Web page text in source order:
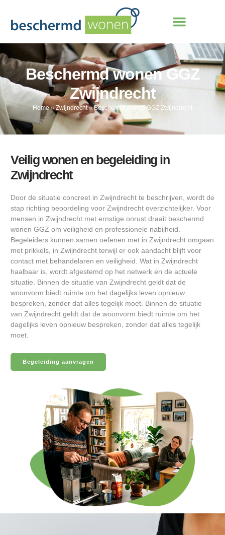
Beschermd wonen GGZ
Zwijndrecht
Home»Zwijndrecht»Beschermd wonen GGZ Zwijndrecht
Veilig wonen en begeleiding in
Zwijndrecht
Door de situatie concreet in Zwijndrecht te beschrijven, wordt de
stap richting beoordeling voor Zwijndrecht overzichtelijker. Voor
mensen in Zwijndrecht met ernstige onrust draait beschermd
wonen GGZ om veiligheid en professionele nabijheid.
Begeleiders kunnen samen oefenen met in Zwijndrecht omgaan
met prikkels, in Zwijndrecht terwijl er ook aandacht blijft voor
contact met behandelaren en veiligheid. Wat in Zwijndrecht
haalbaar is, wordt afgestemd op het netwerk en de actuele
situatie. Binnen de situatie van Zwijndrecht geldt dat de
woonvorm biedt ruimte om het dagelijks leven opnieuw
bespreken, zonder dat alles tegelijk moet. Binnen de situatie
van Zwijndrecht geldt dat de woonvorm biedt ruimte om het
dagelijks leven opnieuw bespreken, zonder dat alles tegelijk
moet.
Begeleiding aanvragen